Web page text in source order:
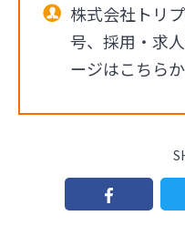
株式会社トリ
号、採用・求
ージはこちら